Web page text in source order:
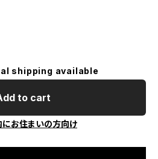
shipping available
to cart
にお住まいの方向け